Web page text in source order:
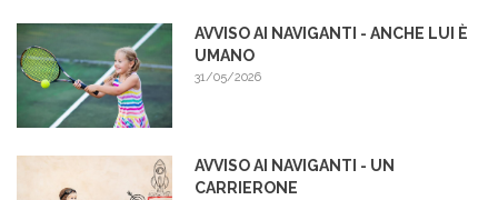
AVVISO AI NAVIGANTI - ANCHE LUI È
UMANO
31/05/2026
AVVISO AI NAVIGANTI - UN
CARRIERONE